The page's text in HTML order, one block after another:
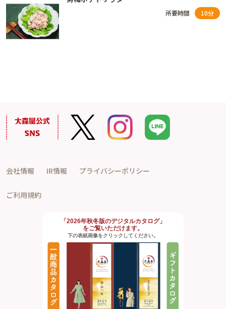
所要時間 10分
会社情報 IR情報 プライバシーポリシー
ご利用規約
「2026年秋冬版のデジタルカタログ」
をご覧いただけます。
下の表紙画像をクリックしてください。